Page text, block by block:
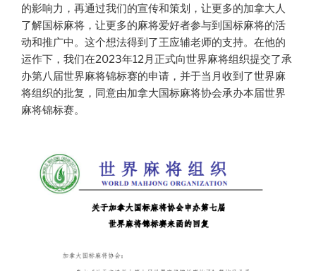
的影响力，再通过我们的宣传和策划，让更多的加拿大人
了解国标麻将，让更多的麻将爱好者参与到国标麻将的活
动和推广中。这个想法得到了王应辅老师的支持。在他的
运作下，我们在2023年12月正式向世界麻将组织提交了承
办第八届世界麻将锦标赛的申请，并于当月收到了世界麻
将组织的批复，同意由加拿大国标麻将协会承办本届世界
麻将锦标赛。